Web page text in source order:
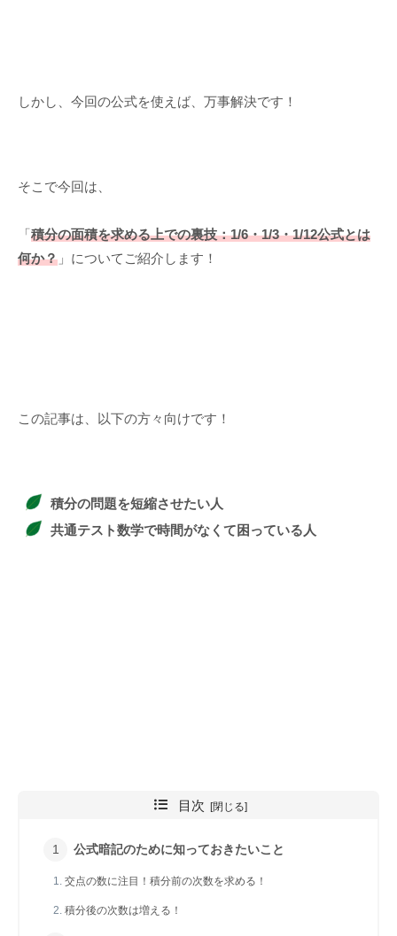
しかし、今回の公式を使えば、万事解決です！
そこで今回は、
「積分の面積を求める上での裏技：1/6・1/3・1/12公式とは
何か？ 」についてご紹介します！
この記事は、以下の方々向けです！
積分の問題を短縮させたい人
共通テスト数学で時間がなくて困っている人
目次
公式暗記のために知っておきたいこと
交点の数に注目！積分前の次数を求める！
積分後の次数は増える！